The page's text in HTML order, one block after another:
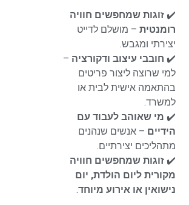
✔️זוגות שמחפשים חוויה
רומנטית – מושלם לדייט
יצירתי ומגבש.
✔️ חובבי עיצוב ודקורציה –
למי שרוצה ליצור פריטים
בהתאמה אישית לבית או
למשרד.
✔️ מי שאוהב לעבוד עם
הידיים – אנשים שנהנים
מתהליכים יצירתיים.
✔️זוגות שמחפשים חוויה
מקורית ליום הולדת, יום
נישואין או אירוע מיוחד.